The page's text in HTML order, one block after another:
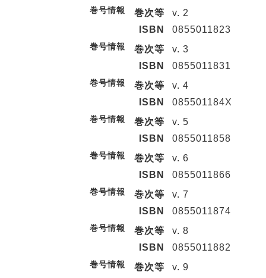
巻号情報 巻次等
v. 2
ISBN
0855011823
巻号情報 巻次等
v. 3
ISBN
0855011831
巻号情報 巻次等
v. 4
ISBN
085501184X
巻号情報 巻次等
v. 5
ISBN
0855011858
巻号情報 巻次等
v. 6
ISBN
0855011866
巻号情報 巻次等
v. 7
ISBN
0855011874
巻号情報 巻次等
v. 8
ISBN
0855011882
巻号情報 巻次等
v. 9